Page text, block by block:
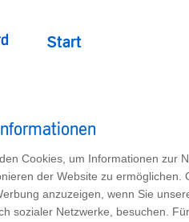
Start
Cookies, um Informationen zur
der Website zu
anzuzeigen, wenn Sie
sozialer Netzwerke, besuchen.